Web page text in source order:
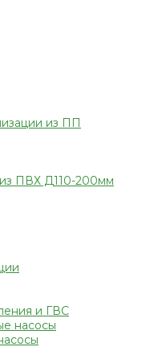
из ПП
ПВХ Д110-200мм
и ГВС
насосы